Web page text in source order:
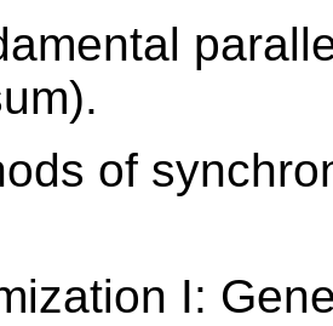
of
I: